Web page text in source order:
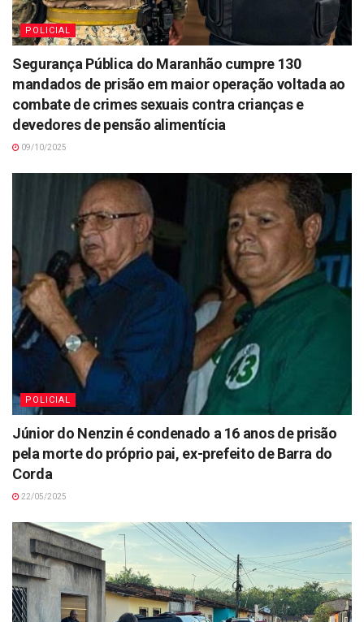
POLICIAL
Segurança Pública do Maranhão cumpre 130
mandados de prisão em maior operação voltada ao
combate de crimes sexuais contra crianças e
devedores de pensão alimentícia
09/10/2025
POLICIAL
Júnior do Nenzin é condenado a 16 anos de prisão
pela morte do próprio pai, ex-prefeito de Barra do
Corda
22/05/2025